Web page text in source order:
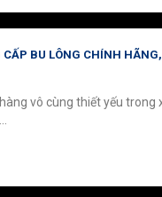
CẤP BU LÔNG CHÍNH
vô cùng thiết yếu trong